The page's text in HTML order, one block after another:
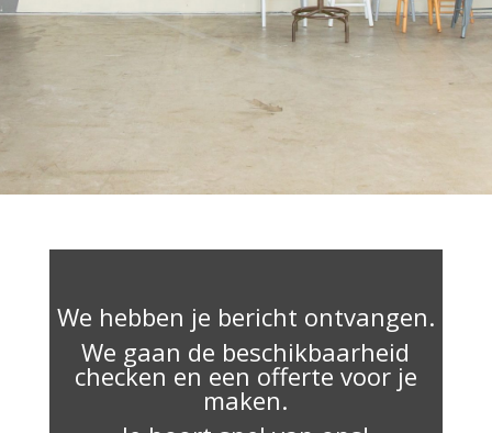
We hebben je bericht ontvangen.
We gaan de beschikbaarheid
checken en een offerte voor je
maken.